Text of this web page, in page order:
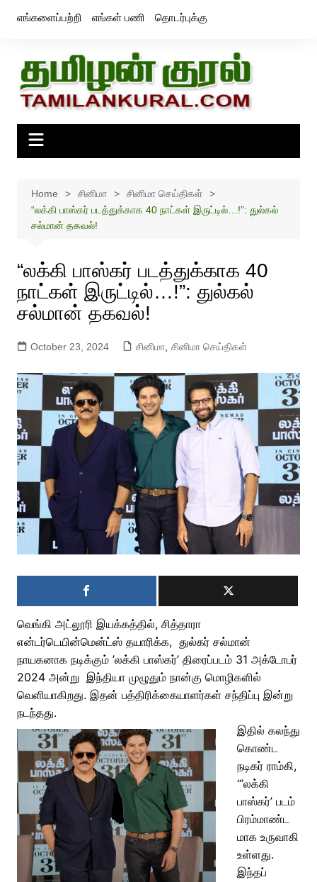
எங்களைப்பற்றி எங்கள் பணி தொடர்புக்கு
Home சினிமா
சினிமா செய்திகள்
“லக்கி பாஸ்கர் படத்துக்காக 40 நாட்கள் இருட்டில்…!”: துல்கல்
சல்மான் தகவல்!
“லக்கி பாஸ்கர் படத்துக்காக 40
நாட்கள் இருட்டில்…!”: துல்கல்
சல்மான் தகவல்!
October 23, 2024 சினிமா, சினிமா செய்திகள்
வெங்கி அட்லூரி இயக்கத்தில், சித்தாரா
என்டர்டெயின்மென்ட்ஸ் தயாரிக்க, துல்கர் சல்மான்
நாயகனாக நடிக்கும் ’லக்கி பாஸ்கர்’ திரைப்படம் 31 அக்டோபர்
2024 அன்று இந்தியா முழுதும் நான்கு மொழிகளில்
வெளியாகிறது. இதன் பத்திரிக்கையாளர்கள் சந்திப்பு இன்று
நடந்தது.
இதில் கலந்து
கொண்ட
நடிகர் ராம்கி,
“’லக்கி
பாஸ்கர்’ படம்
பிரம்மாண்ட
மாக உருவாகி
உள்ளது.
இந்தப்